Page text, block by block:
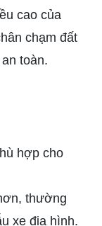
cao của
chạm đất
toàn.
hợp cho
thường
xe địa hình.